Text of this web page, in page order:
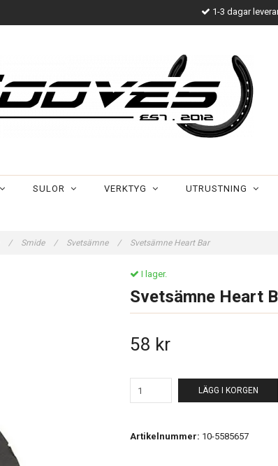
1-3 dagar
SULOR VERKTYG UTRUSTNING
/ Smide / Svetsämne / Svetsämne Heart Bar
I lager.
Svetsämne Heart
58 kr
LÄGG I KORGEN
Artikelnummer: 10-5585657